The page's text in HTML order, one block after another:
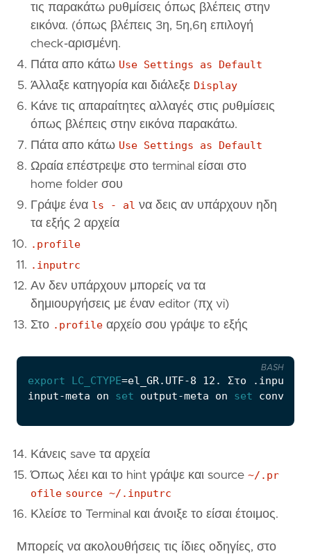
τις παρακάτω ρυθμίσεις όπως βλέπεις στην
εικόνα. (όπως βλέπεις 3η, 5η,6η επιλογή
check-αρισμένη.
Πάτα απο κάτω Use Settings as Default
Άλλαξε κατηγορία και διάλεξε Display
Κάνε τις απαραίτητες αλλαγές στις ρυθμίσεις
όπως βλέπεις στην εικόνα παρακάτω.
Πάτα απο κάτω Use Settings as Default
Ωραία επέστρεψε στο terminal είσαι στο
home folder σου
Γράψε ένα ls - al να δεις αν υπάρχουν ηδη
τα εξής 2 αρχεία
.profile
.inputrc
Αν δεν υπάρχουν μπορείς να τα
δημιουργήσεις με έναν editor (πχ vi)
Στο .profile αρχείο σου γράψε το εξής
export LC_CTYPE=el_GR.UTF-8 12. Στο .inputrc
input-meta on set output-meta on set
BASH
Κάνεις save τα αρχεία
Όπως λέει και το hint γράψε και source ~/.pr
ofile source ~/.inputrc
Κλείσε το Terminal και άνοιξε το είσαι έτοιμος.
Μπορείς να ακολουθήσεις τις ίδιες οδηγίες, στο